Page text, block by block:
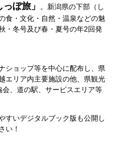
っぽ旅」
。新潟県の下部（し
食・文化・自然・温泉などの魅
・冬号及び春・夏号の年2回発
ショップ等を中心に配布し、県
エリア内主要施設の他、県観光
、道の駅、サービスエリア等
すいデジタルブック版も公開し
い！